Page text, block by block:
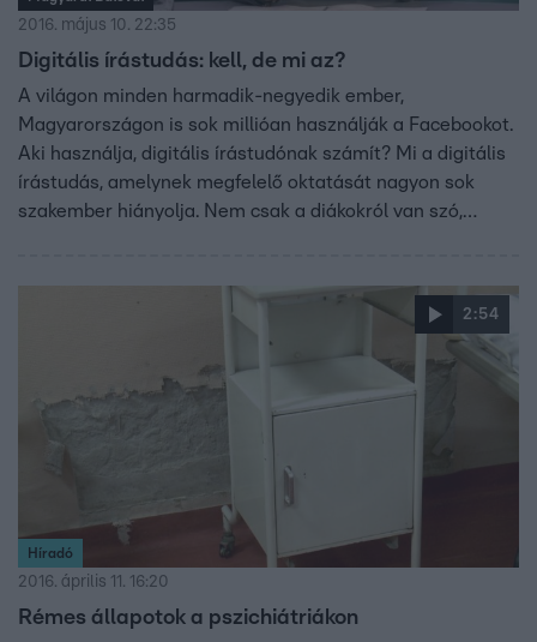
2016. május 10. 22:35
Digitális írástudás: kell, de mi az?
A világon minden harmadik-negyedik ember,
Magyarországon is sok millióan használják a Facebookot.
Aki használja, digitális írástudónak számít? Mi a digitális
írástudás, amelynek megfelelő oktatását nagyon sok
szakember hiányolja. Nem csak a diákokról van szó,
robbanás. A tét: jó állást, jó fizetést előbb-utóbb kizárólag
az kaphat, aki képes eligazodni a digitális világban. Hol
2:54
Híradó
2016. április 11. 16:20
Rémes állapotok a pszichiátriákon